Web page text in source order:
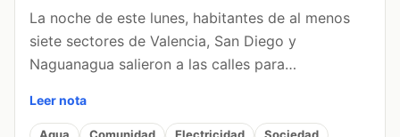
La noche de este lunes, habitantes de al menos
siete sectores de Valencia, San Diego y
Naguanagua salieron a las calles para…
Leer nota